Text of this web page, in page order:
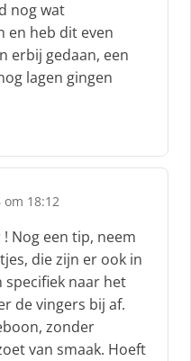
nog wat
en heb dit even
erbij gedaan, een
lagen gingen
18:12
Nog een tip, neem
die zijn er ook in
specifiek naar het
de vingers bij af.
zonder
van smaak. Hoeft